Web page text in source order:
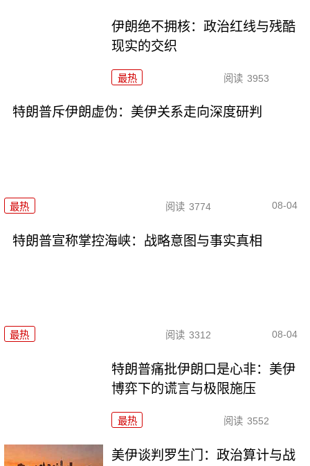
伊朗绝不拥核：政治红线与残酷
现实的交织
最热 阅读 3953
特朗普斥伊朗虚伪：美伊关系走向深度研判
最热 阅读 3774 08-04
特朗普宣称掌控海峡：战略意图与事实真相
最热 阅读 3312 08-04
特朗普痛批伊朗口是心非：美伊
博弈下的谎言与极限施压
最热 阅读 3552
美伊谈判罗生门：政治算计与战